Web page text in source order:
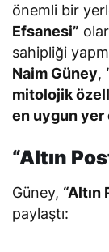
önemli bir
Efsanesi”
sahipliği
Naim Güney,
mitolojik
en uygun yer
“Altın
Güney, “Altın
paylaştı: